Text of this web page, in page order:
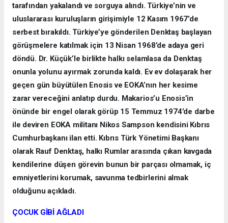
tarafından yakalandı ve sorguya alındı. Türkiye’nin ve
uluslararası kuruluşların girişimiyle 12 Kasım 1967’de
serbest bırakıldı. Türkiye’ye gönderilen Denktaş başlayan
görüşmelere katılmak için 13 Nisan 1968’de adaya geri
döndü. Dr. Küçük’le birlikte halkı selamlasa da Denktaş
onunla yolunu ayırmak zorunda kaldı. Ev ev dolaşarak her
geçen gün büyütülen Enosis ve EOKA’nın her kesime
zarar vereceğini anlatıp durdu. Makarios’u Enosis’in
önünde bir engel olarak görüp 15 Temmuz 1974’de darbe
ile deviren EOKA militanı Nikos Sampson kendisini Kıbrıs
Cumhurbaşkanı ilan etti. Kıbrıs Türk Yönetimi Başkanı
olarak Rauf Denktaş, halkı Rumlar arasında çıkan kavgada
kendilerine düşen görevin bunun bir parçası olmamak, iç
emniyetlerini korumak, savunma tedbirlerini almak
olduğunu açıkladı.
ÇOCUK GİBİ AĞLADI